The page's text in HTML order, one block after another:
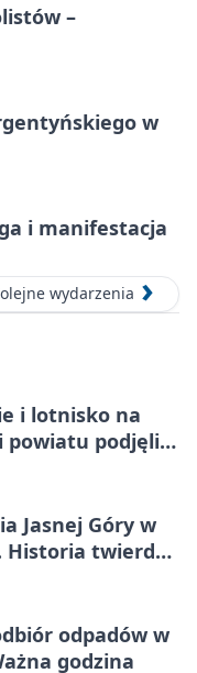
–
w
i manifestacja
wydarzenia
i lotnisko na
powiatu podjęli
Jasnej Góry w
twierdzy
odpadów w
godzina